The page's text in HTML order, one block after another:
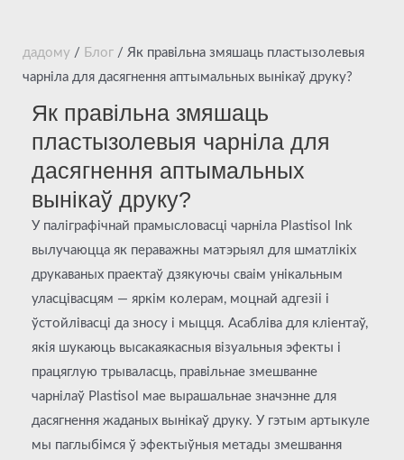
дадому / Блог / Як правільна змяшаць пластызолевыя
чарніла для дасягнення аптымальных вынікаў друку?
Як правільна змяшаць
пластызолевыя чарніла для
дасягнення аптымальных
вынікаў друку?
У паліграфічнай прамысловасці чарніла Plastisol Ink
вылучаюцца як пераважны матэрыял для шматлікіх
друкаваных праектаў дзякуючы сваім унікальным
уласцівасцям — яркім колерам, моцнай адгезіі і
ўстойлівасці да зносу і мыцця. Асабліва для кліентаў,
якія шукаюць высакаякасныя візуальныя эфекты і
працяглую трываласць, правільнае змешванне
чарнілаў Plastisol мае вырашальнае значэнне для
дасягнення жаданых вынікаў друку. У гэтым артыкуле
мы паглыбімся ў эфектыўныя метады змешвання